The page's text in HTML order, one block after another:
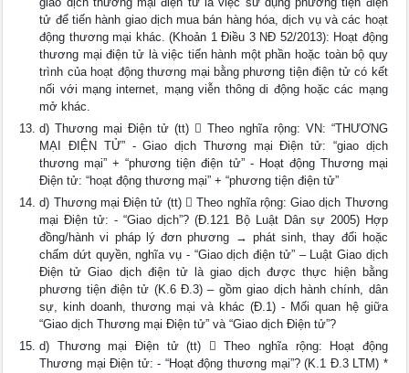
tử để tiến hành giao dịch mua bán hàng hóa, dịch vụ và các hoạt
động thương mại khác. (Khoản 1 Điều 3 NĐ 52/2013): Hoạt động
thương mại điện tử là việc tiến hành một phần hoặc toàn bộ quy
trình của hoạt động thương mại bằng phương tiện điện tử có kết
nối với mạng internet, mạng viễn thông di động hoặc các mạng
mở khác.
d) Thương mại Điện tử (tt)  Theo nghĩa rộng: VN: “THƯƠNG
MẠI ĐIỆN TỬ” - Giao dịch Thương mại Điện tử: “giao dịch
thương mại” + “phương tiện điện tử” - Hoạt động Thương mại
Điện tử: “hoạt động thương mại” + “phương tiện điện tử”
d) Thương mại Điện tử (tt)  Theo nghĩa rộng: Giao dịch Thương
mại Điện tử: - “Giao dịch”? (Đ.121 Bộ Luật Dân sự 2005) Hợp
đồng/hành vi pháp lý đơn phương → phát sinh, thay đổi hoặc
chấm dứt quyền, nghĩa vụ - “Giao dịch điện tử” – Luật Giao dịch
Điện tử Giao dịch điện tử là giao dịch được thực hiện bằng
phương tiện điện tử (K.6 Đ.3) – gồm giao dịch hành chính, dân
sự, kinh doanh, thương mại và khác (Đ.1) - Mối quan hệ giữa
“Giao dịch Thương mại Điện tử” và “Giao dịch Điện tử”?
d) Thương mại Điện tử (tt)  Theo nghĩa rộng: Hoạt động
Thương mại Điện tử: - “Hoạt động thương mại”? (K.1 Đ.3 LTM) *